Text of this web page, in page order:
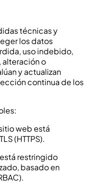
técnicas y
los datos
uso indebido,
alteración o
y actualizan
continua de los
web está
(HTTPS).
restringido
basado en